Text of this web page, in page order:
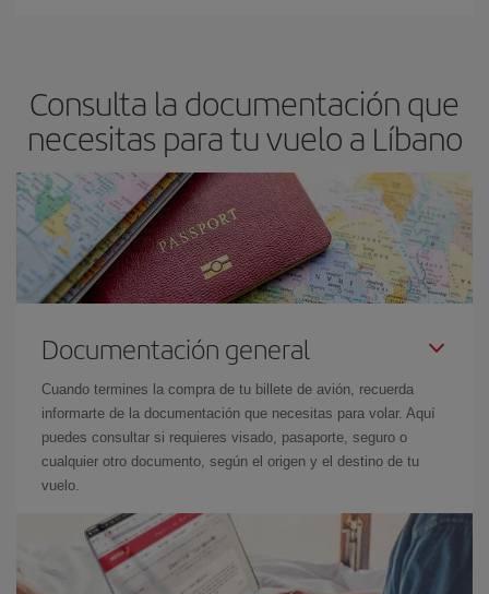
Consulta la documentación que
necesitas para tu vuelo a Líbano
Documentación general
Cuando termines la compra de tu billete de avión, recuerda
informarte de la documentación que necesitas para volar. Aquí
puedes consultar si requieres visado, pasaporte, seguro o
cualquier otro documento, según el origen y el destino de tu
vuelo.